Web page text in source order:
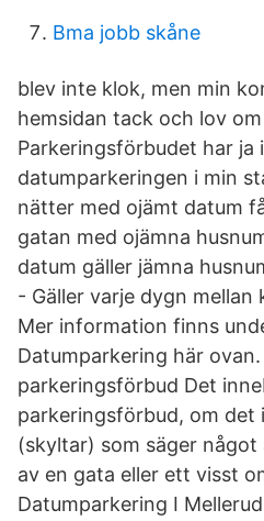
Bma jobb skåne
blev inte klok, men min
hemsidan tack och lov
Parkeringsförbudet har ja
datumparkeringen i min
nätter med ojämt datum
gatan med ojämna
datum gäller jämna
- Gäller varje dygn mellan
Mer information finns
Datumparkering här
parkeringsförbud Det
parkeringsförbud, om det
(skyltar) som säger något
av en gata eller ett visst
Datumparkering I